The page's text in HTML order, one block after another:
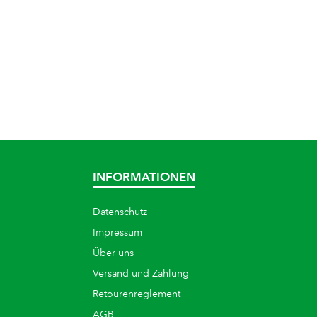
INFORMATIONEN
Datenschutz
Impressum
Über uns
Versand und Zahlung
Retourenreglement
AGB